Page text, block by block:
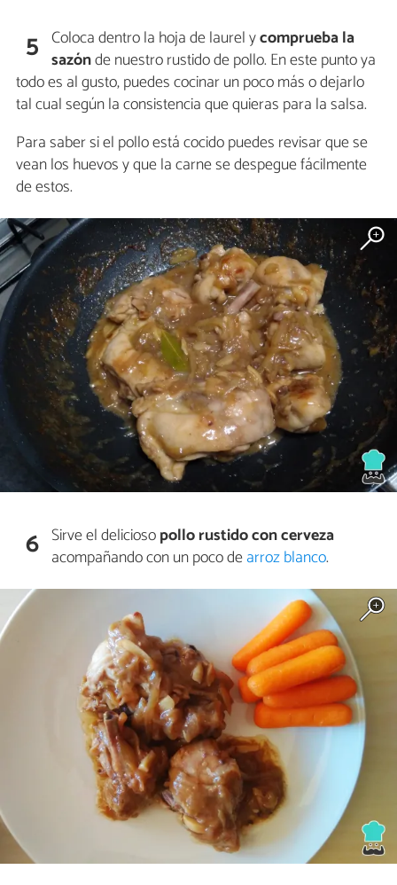
5 Coloca dentro la hoja de laurel ycomprueba la
sazónde nuestro rustido de pollo. En este punto ya
todo es al gusto, puedes cocinar un poco más o dejarlo
tal cual según la consistencia que quieras para la salsa.
Para saber si el pollo está cocido puedes revisar que se
vean los huevos y que la carne se despegue fácilmente
de estos.
6 Sirve el deliciosopollo rustido con cerveza
acompañando con un poco dearroz blanco.